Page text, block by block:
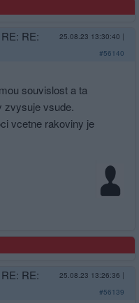
RE:
25.08.23 13:30:40 |
#56140
souvislost a ta
zvysuje vsude.
vcetne rakoviny je
RE:
25.08.23 13:26:36 |
#56139